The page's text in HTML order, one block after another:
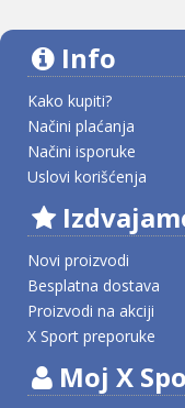
Info
Kako kupiti?
Načini plaćanja
Načini isporuke
Uslovi korišćenja
Novi proizvodi
Besplatna dostava
Proizvodi na akciji
X Sport preporuke
Moj X